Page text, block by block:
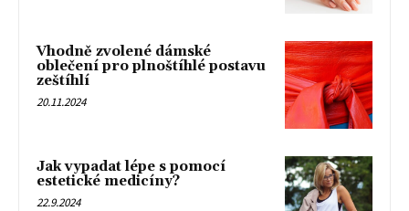
Vhodně zvolené dámské
oblečení pro plnoštíhlé postavu
zeštíhlí
20.11.2024
Jak vypadat lépe s pomocí
estetické medicíny?
22.9.2024